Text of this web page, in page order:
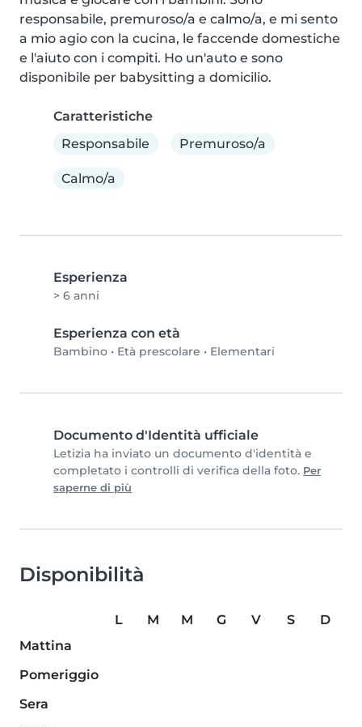
responsabile, premuroso/a e calmo/a, e mi sento
a mio agio con la cucina, le faccende domestiche
e l'aiuto con i compiti. Ho un'auto e sono
disponibile per babysitting a domicilio.
Caratteristiche
Responsabile
Premuroso/a
Calmo/a
Esperienza
> 6 anni
Esperienza con età
Bambino • Età prescolare • Elementari
Documento d'Identità ufficiale
Letizia ha inviato un documento d'identità e
completato i controlli di verifica della foto. Per
saperne di più
Disponibilità
L M M G V S
D
Mattina
Pomeriggio
Sera